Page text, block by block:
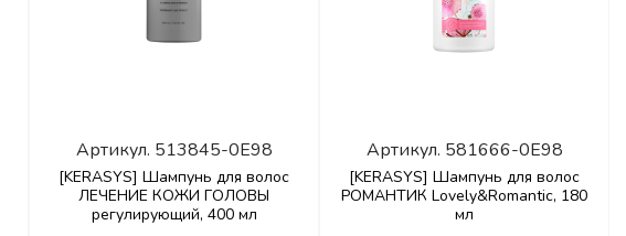
Артикул. 513845-0E98
[KERASYS] Шампунь для волос
ЛЕЧЕНИЕ КОЖИ ГОЛОВЫ
регулирующий, 400 мл
Артикул. 581666-0E98
[KERASYS] Шампунь для волос
РОМАНТИК Lovely&Romantic, 180
мл